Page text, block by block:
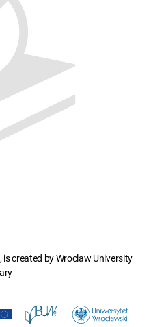
created by Wroclaw University